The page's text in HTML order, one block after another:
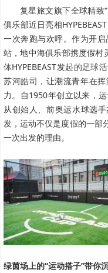
复星旅文旗下全球精
俱乐部近日亮相
一次奔跑与欢呼。作为开
站，地中海俱乐部携度假
体HYPEBEAST发起的足球
苏河皓司，让潮流青年在
力。自1950年创立以来，
从创始人、前奥运水球选
发，运动不仅是度假的一部
一次出发的理由。
绿茵场上的“运动搭子”带你